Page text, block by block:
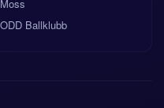
Moss
ODD Ballklubb